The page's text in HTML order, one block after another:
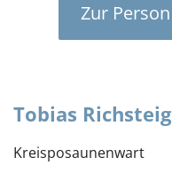
Zur Person
Tobias Richsteig
Kreisposaunenwart